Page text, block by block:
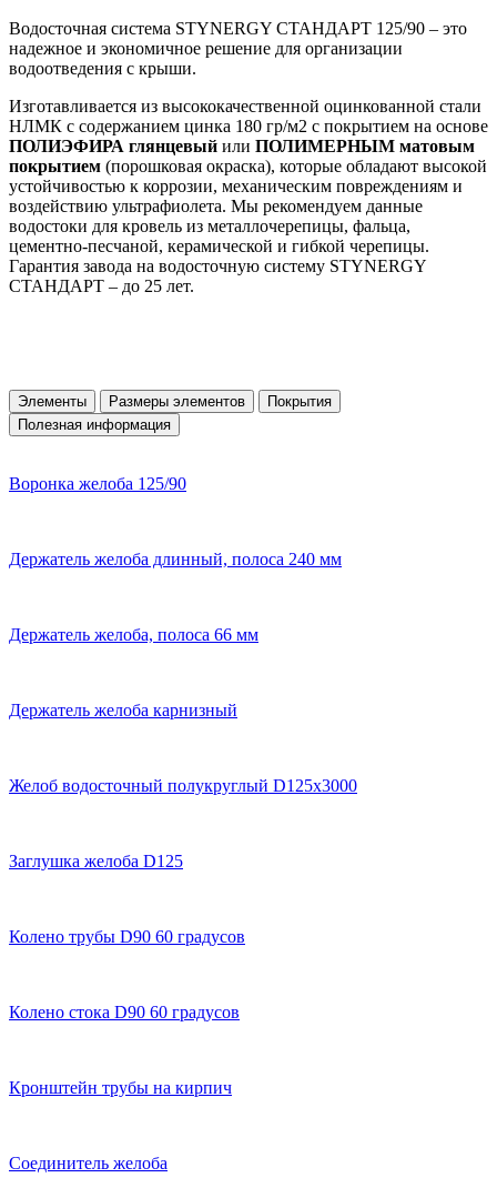
Водосточная система STYNERGY СТАНДАРТ 125/90 – это
надежное и экономичное решение для организации
водоотведения с крыши.
Изготавливается из высококачественной оцинкованной стали
НЛМК с содержанием цинка 180 гр/м2 с покрытием на основе
ПОЛИЭФИРА глянцевый или ПОЛИМЕРНЫМ матовым
покрытием (порошковая окраска), которые обладают высокой
устойчивостью к коррозии, механическим повреждениям и
воздействию ультрафиолета. Мы рекомендуем данные
водостоки для кровель из металлочерепицы, фальца,
цементно-песчаной, керамической и гибкой черепицы.
Гарантия завода на водосточную систему STYNERGY
СТАНДАРТ – до 25 лет.
Элементы Размеры элементов
Покрытия
Полезная информация
Воронка желоба 125/90
Держатель желоба длинный, полоса 240 мм
Держатель желоба, полоса 66 мм
Держатель желоба карнизный
Желоб водосточный полукруглый D125х3000
Заглушка желоба D125
Колено трубы D90 60 градусов
Колено стока D90 60 градусов
Кронштейн трубы на кирпич
Соединитель желоба